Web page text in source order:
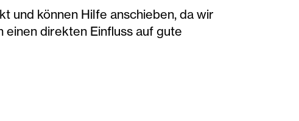
und können Hilfe anschieben, da wir
einen direkten Einfluss auf gute